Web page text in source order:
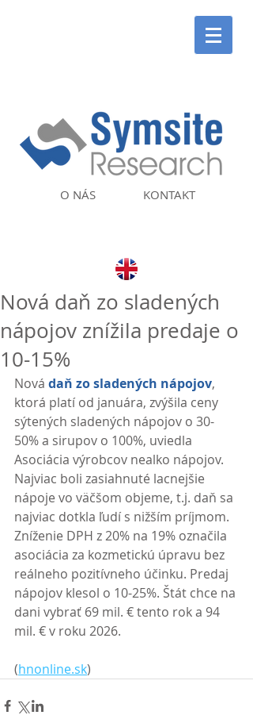
KONTAKT
O NÁS
Nová daň zo sladených
nápojov znížila predaje o
10-15%
Nová daň zo sladených nápojov,
ktorá platí od januára, zvýšila ceny
sýtených sladených nápojov o 30-
50% a sirupov o 100%, uviedla
Asociácia výrobcov nealko nápojov.
Najviac boli zasiahnuté lacnejšie
nápoje vo väčšom objeme, t.j. daň sa
najviac dotkla ľudí s nižším príjmom.
Zníženie DPH z 20% na 19% označila
asociácia za kozmetickú úpravu bez
reálneho pozitívneho účinku. Predaj
nápojov klesol o 10-25%. Štát chce na
dani vybrať 69 mil. € tento rok a 94
mil. € v roku 2026.
(hnonline.sk)